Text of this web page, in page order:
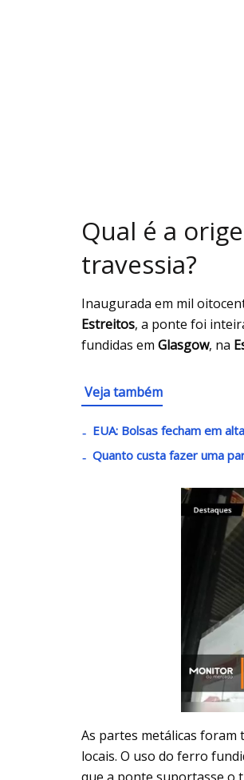
Qual é a
travessia?
Inaugurada em mil
Estreitos, a ponte foi
fundidas em Glasgow, na
Veja também
EUA: Bolsas fecham em
Quanto custa fazer uma
As partes metálicas
locais. O uso do ferro